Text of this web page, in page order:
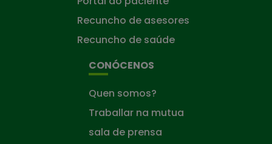
Recuncho de asesores
Recuncho de saúde
CONÓCENOS
Quen somos?
Traballar na mutua
sala de prensa